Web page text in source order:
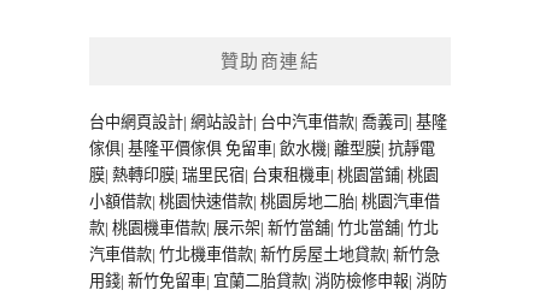
贊助商連結
台中網頁設計| 網站設計| 台中汽車借款| 喬義司 | 基隆
傢俱| 基隆平價傢俱 免留車 | 飲水機| 離型膜| 抗靜電
膜| 熱轉印膜| 瑞里民宿| 台東租機車 | 桃園當鋪| 桃園
小額借款| 桃園快速借款| 桃園房地二胎| 桃園汽車借
款| 桃園機車借款| 展示架| 新竹當舖| 竹北當舖| 竹北
汽車借款| 竹北機車借款| 新竹房屋土地貸款| 新竹急
用錢| 新竹免留車 | 宜蘭二胎貸款| 消防檢修申報| 消防